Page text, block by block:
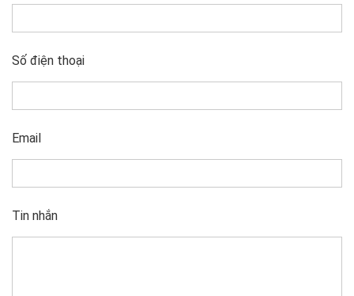
Số điện thoại
Email
Tin nhắn